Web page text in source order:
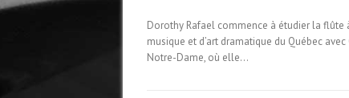
Dorothy Rafael commence à étudier la flûte
musique et d’art dramatique du Québec
Notre-Dame, où elle…